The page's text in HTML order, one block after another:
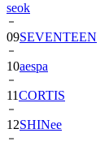
09SEVENTEEN
10aespa
11CORTIS
12SHINee
13BIGBANG